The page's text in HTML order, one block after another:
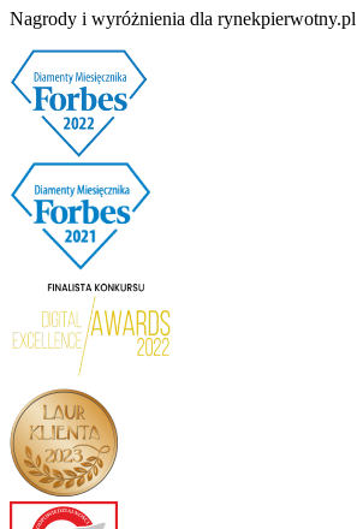
Nagrody i wyróżnienia dla rynekpierwotny.pl